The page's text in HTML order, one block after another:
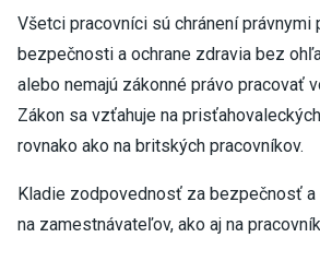
Všetci pracovníci sú chránení právnymi
bezpečnosti a ochrane zdravia bez
alebo nemajú zákonné právo pracovať
Zákon sa vzťahuje na
rovnako ako na britských pracovníkov.
Kladie zodpovednosť za bezpečnosť a
na zamestnávateľov, ako aj na